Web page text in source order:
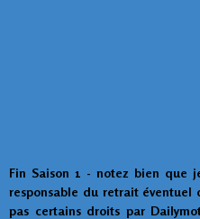
Fin Saison 1 - notez bien que
responsable du retrait éventuel
pas certains droits par